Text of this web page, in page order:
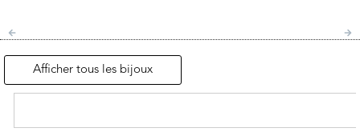
Afficher tous les bijoux